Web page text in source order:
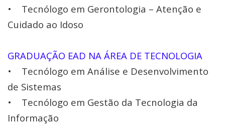
• Tecnólogo em Gerontologia – Atenção e
Cuidado ao Idoso
GRADUAÇÃO EAD NA ÁREA DE TECNOLOGIA
• Tecnólogo em Análise e Desenvolvimento
de Sistemas
• Tecnólogo em Gestão da Tecnologia da
Informação